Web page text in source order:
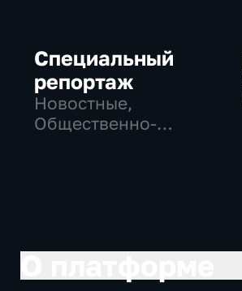
Специальный
репортаж
Новостные,
Общественно-